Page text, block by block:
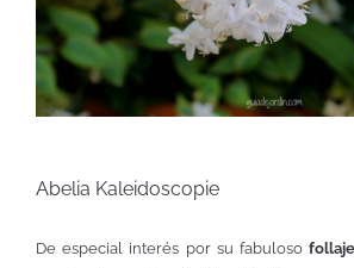
Abelia Kaleidoscopie
De especial interés por su fabuloso